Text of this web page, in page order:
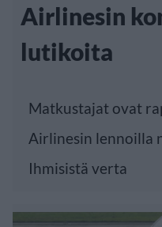
Airlinesin
lutikoita
Matkustajat ovat
Airlinesin lennoilla
Ihmisistä verta